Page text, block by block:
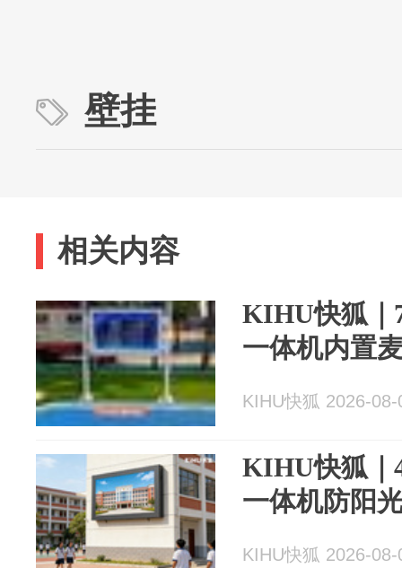
壁挂
相关内容
KIHU快狐｜
一体机内置
KIHU快狐 2026-08-
KIHU快狐｜
一体机防阳
KIHU快狐 2026-08-